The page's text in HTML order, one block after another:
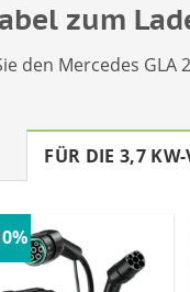
zum
den Mercedes
FÜR DIE 3,7